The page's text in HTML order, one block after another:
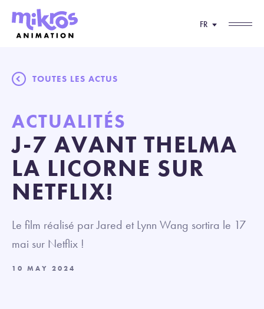
FR
TOUTES LES ACTUS
ACTUALITÉS
J-7 AVANT THELMA
LA LICORNE SUR
NETFLIX!
Le film réalisé par Jared et Lynn Wang sortira le 17
mai sur Netflix !
10 MAY 2024